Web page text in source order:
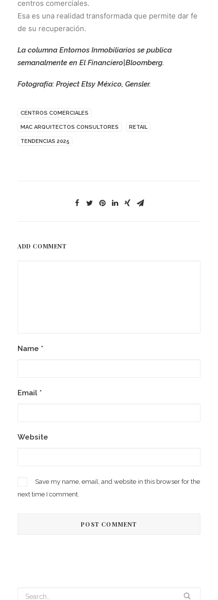
centros comerciales.
Esa es una realidad transformada que permite dar fe
de su recuperación.
La columna Entornos Inmobiliarios se publica
semanalmente en El Financiero|Bloomberg.
Fotografía: Project Etsy México, Gensler.
CENTROS COMERCIALES
MAC ARQUITECTOS CONSULTORES RETAIL
TENDENCIAS 2025
ADD COMMENT
Name *
Email *
Website
Save my name, email, and website in this browser for the
next time I comment.